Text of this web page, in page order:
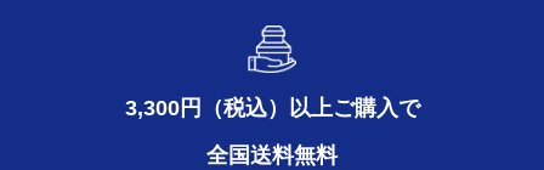
3,300円（税込）以上ご購入で
全国送料無料